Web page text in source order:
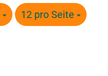
12 pro Seite
pro Seite